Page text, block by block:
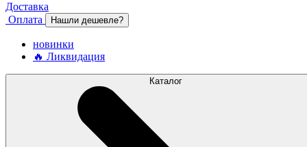
Доставка
Оплата
Нашли дешевле?
новинки
🔥 Ликвидация
Каталог